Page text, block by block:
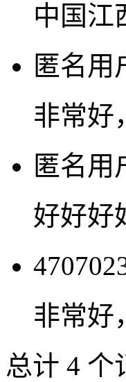
中国江
匿名用
非常好
匿名用
好好好
非常好
总计 4 个